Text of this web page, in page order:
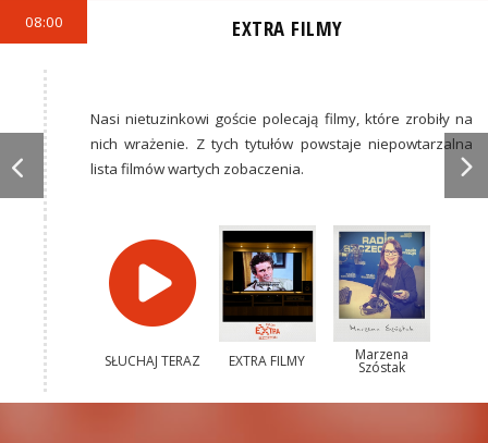
08:00 EXTRA FILMY
Nasi nietuzinkowi goście polecają filmy, które zrobiły na
nich wrażenie. Z tych tytułów powstaje niepowtarzalna
lista filmów wartych zobaczenia.
SŁUCHAJ TERAZ EXTRA FILMY Marzena
Szóstak